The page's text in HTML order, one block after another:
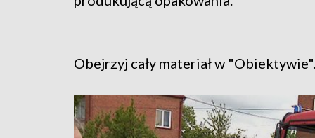
Obejrzyj cały materiał w "Obiektywie".